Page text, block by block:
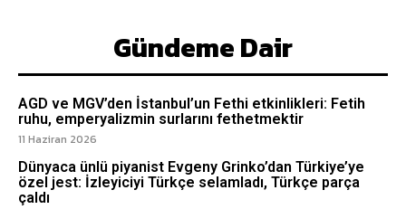
Gündeme Dair
AGD ve MGV’den İstanbul’un Fethi etkinlikleri: Fetih
ruhu, emperyalizmin surlarını fethetmektir
11 Haziran 2026
Dünyaca ünlü piyanist Evgeny Grinko’dan Türkiye’ye
özel jest: İzleyiciyi Türkçe selamladı, Türkçe parça
çaldı